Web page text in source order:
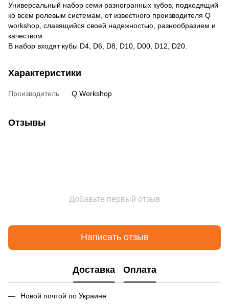
Универсальный набор семи разногранных кубов, подходящий
ко всем ролевым системам, от известного производителя Q
workshop, славящийся своей надежностью, разнообразием и
качеством.
В набор входят кубы D4, D6, D8, D10, D00, D12, D20.
Характеристики
Производитель Q Workshop
Отзывы
Добавьте первый отзыв
Написать отзыв
Доставка Оплата
Новой почтой по Украине